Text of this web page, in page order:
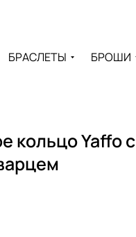
БРАСЛЕТЫ БРОШИ
кольцо Yaffo с